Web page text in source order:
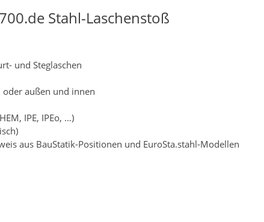
Stahl-Laschenstoß
und Steglaschen
außen und innen
IPE, IPEo, …)
aus BauStatik-Positionen und EuroSta.stahl-Modellen